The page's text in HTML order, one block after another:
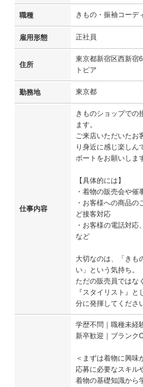
職種 きもの・振袖コーデ
雇用形態 正社員
住所
東京都新宿区西新宿
トピア
勤務地 東京都
仕事内容
きものショップでの
ます。
ご来店いただいたお
り身近に感じ楽しん
ポートをお願いしま
【具体的には】
・着物の販売会や催
・お客様への商品
ど接客対応
・お客様の電話対
など
大切なのは、「きも
い」という気持ち。
ただの販売員ではな
『スタイリスト』
分に発揮してくださ
学歴不問｜職種未経
新卒歓迎｜ブランク
＜まずは着物に興味
応募に必要なスキル
着物の基礎知識から